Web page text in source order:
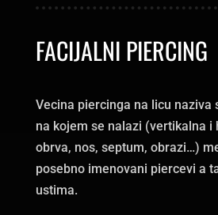
FACIJALNI PIERCING
Vecina piercinga na licu naziva
na kojem se nalazi (vertikalna i
obrva, nos, septum, obrazi…)
posebno imenovani piercevi a
ustima.